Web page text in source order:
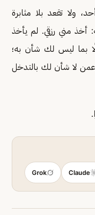
ولا تقعد بلا مثابرة
أخذ مني رزقي. لم يأخذ
بما ليس لك شأن به؛
لا شأن لك بالتدخل
Claude
Grok